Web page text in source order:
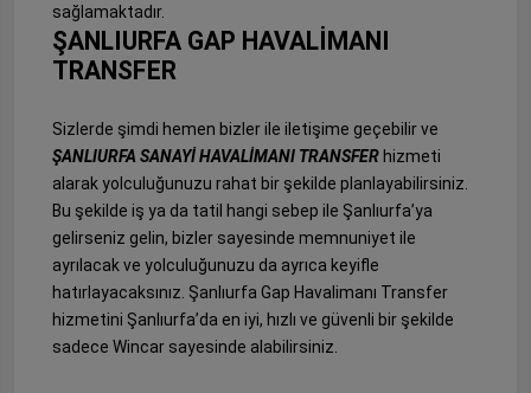
sağlamaktadır.
ŞANLIURFA GAP HAVALİMANI
TRANSFER
Sizlerde şimdi hemen bizler ile iletişime geçebilir ve
ŞANLIURFA SANAYİ HAVALİMANI TRANSFER hizmeti
alarak yolculuğunuzu rahat bir şekilde planlayabilirsiniz.
Bu şekilde iş ya da tatil hangi sebep ile Şanlıurfa’ya
gelirseniz gelin, bizler sayesinde memnuniyet ile
ayrılacak ve yolculuğunuzu da ayrıca keyifle
hatırlayacaksınız. Şanlıurfa Gap Havalimanı Transfer
hizmetini Şanlıurfa’da en iyi, hızlı ve güvenli bir şekilde
sadece Wincar sayesinde alabilirsiniz.